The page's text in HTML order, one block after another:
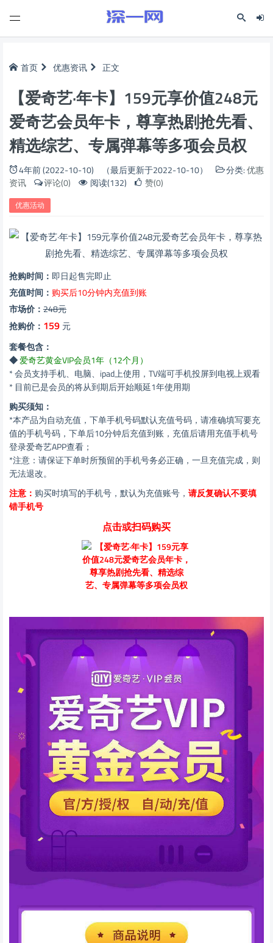
首页 优惠资讯 正文
【爱奇艺·年卡】159元享价值248元
爱奇艺会员年卡，尊享热剧抢先看、
精选综艺、专属弹幕等多项会员权
4年前 (2022-10-10) （最后更新于2022-10-10） 分类:优惠
资讯
评论(0) 阅读(132) 赞(0)
优惠活动
抢购时间： 即日起售完即止
充值时间： 购买后10分钟内充值到账
市场价： 248元
抢购价： 159 元
套餐包含：
◆爱奇艺黄金VIP会员1年（12个月）
* 会员支持手机、电脑、ipad上使用，TV端可手机投屏到电视上观看
* 目前已是会员的将从到期后开始顺延1年使用期
购买须知：
*本产品为自动充值，下单手机号码默认充值号码，请准确填写要充
值的手机号码，下单后10分钟后充值到账，充值后请用充值手机号
登录爱奇艺APP查看；
*注意：请保证下单时所预留的手机号务必正确，一旦充值完成，则
无法退改。
注意： 购买时填写的手机号，默认为充值账号， 请反复确认不要填
错手机号
点击或扫码购买